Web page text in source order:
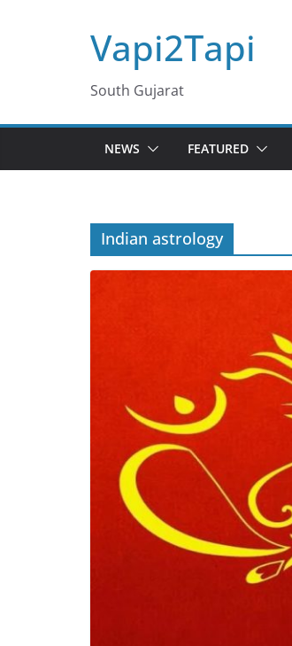
Vapi2Tapi
South Gujarat
NEWS FEATURED
Indian astrology